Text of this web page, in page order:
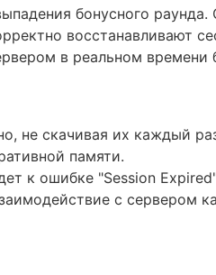
бонусного
восстанавливают
в реальном времени
не скачивая их каждый
памяти.
к ошибке "Session
с сервером